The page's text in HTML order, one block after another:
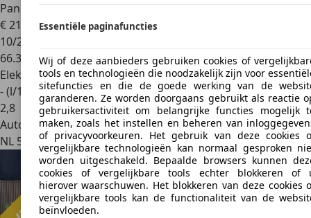
Essentiële paginafuncties
Wij of deze aanbieders gebruiken cookies of
tools en technologieën die noodzakelijk zijn voor
sitefuncties en die de goede werking van de
garanderen. Ze worden doorgaans gebruikt als reactie
gebruikersactiviteit om belangrijke functies mogelijk
maken, zoals het instellen en beheren van
of privacyvoorkeuren. Het gebruik van deze cookies
vergelijkbare technologieën kan normaal gesproken
worden uitgeschakeld. Bepaalde browsers kunnen
cookies of vergelijkbare tools echter blokkeren of
hierover waarschuwen. Het blokkeren van deze cookies
vergelijkbare tools kan de functionaliteit van de
beïnvloeden.
Pano/dak Ap
€ 21.9001
10/2022
66.360 km
Elektro/Benzine
- (l/100 km)
2,8
Autobedrijf
NL 5741 SX